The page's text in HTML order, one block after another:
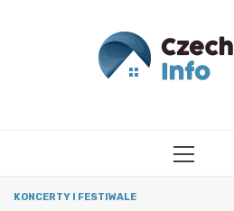
PRIMARY
KONCERTY I FESTIWALE